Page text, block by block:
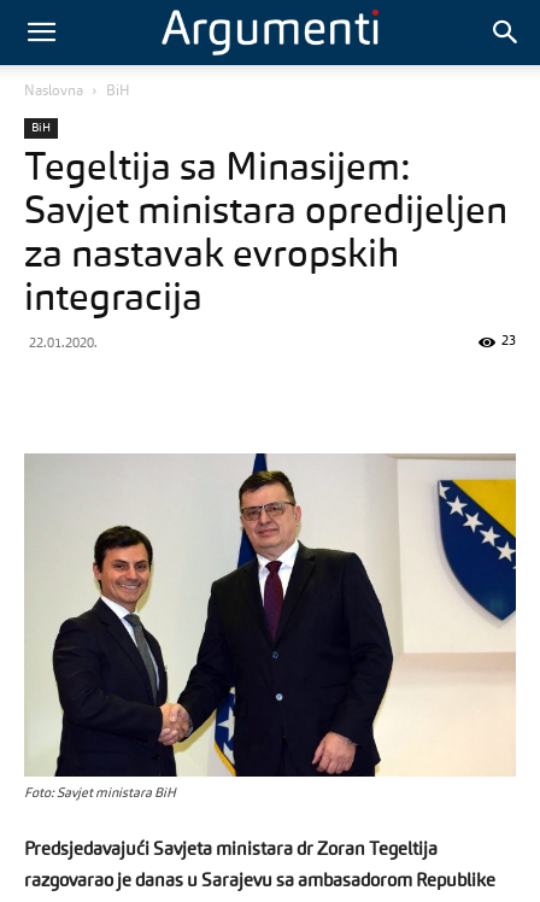
Naslovna BiH
BiH
Tegeltija sa Minasijem:
Savjet ministara opredijeljen
za nastavak evropskih
integracija
22.01.2020. 23
Foto: Savjet ministara BiH
Predsjedavajući Savjeta ministara dr Zoran Tegeltija
razgovarao je danas u Sarajevu sa ambasadorom Republike